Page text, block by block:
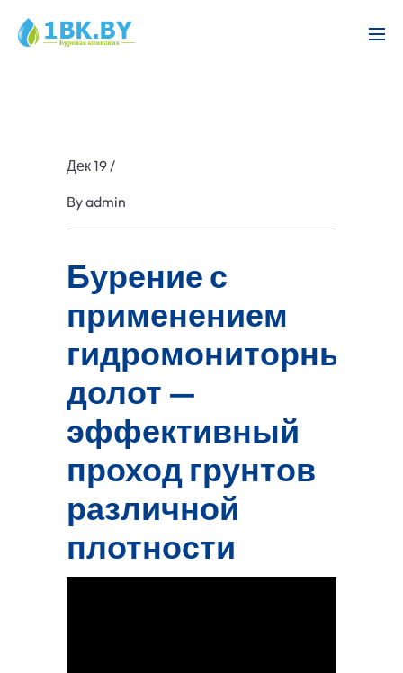
Дек 19/
Byadmin
Бурение с
применением
гидромониторных
долот —
эффективный
проход грунтов
различной
плотности